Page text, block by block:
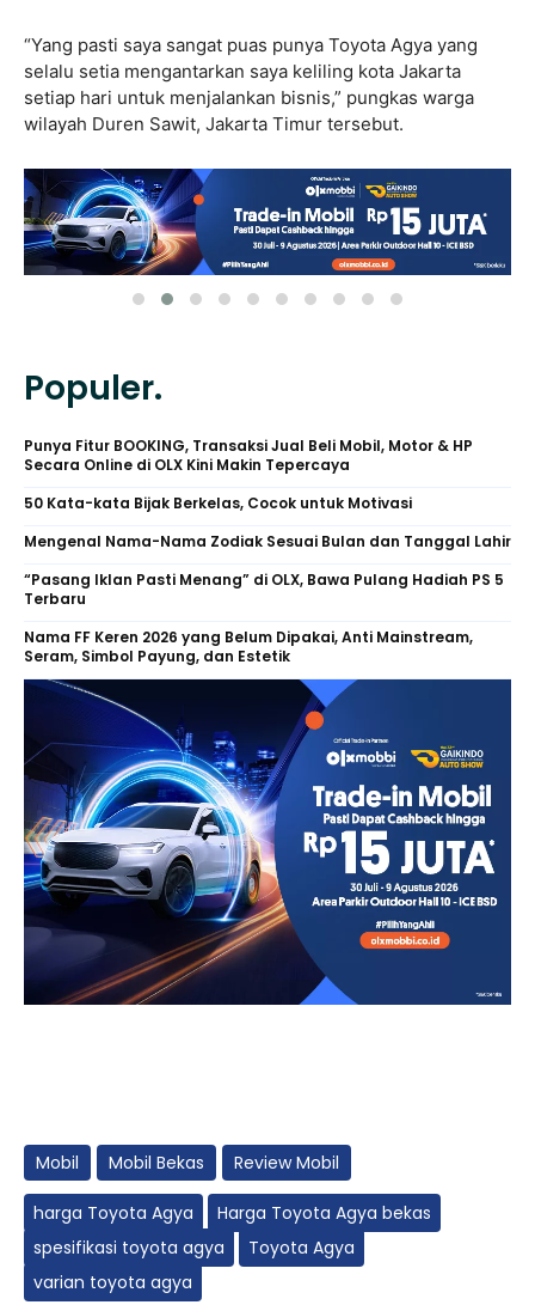
“Yang pasti saya sangat puas punya Toyota Agya yang
selalu setia mengantarkan saya keliling kota Jakarta
setiap hari untuk menjalankan bisnis,” pungkas warga
wilayah Duren Sawit, Jakarta Timur tersebut.
Populer.
Punya Fitur BOOKING, Transaksi Jual Beli Mobil, Motor & HP
Secara Online di OLX Kini Makin Tepercaya
50 Kata-kata Bijak Berkelas, Cocok untuk Motivasi
Mengenal Nama-Nama Zodiak Sesuai Bulan dan Tanggal Lahir
“Pasang Iklan Pasti Menang” di OLX, Bawa Pulang Hadiah PS 5
Terbaru
Nama FF Keren 2026 yang Belum Dipakai, Anti Mainstream,
Seram, Simbol Payung, dan Estetik
Mobil Mobil Bekas Review Mobil
harga Toyota Agya
Harga Toyota Agya bekas
spesifikasi toyota agya
Toyota Agya
varian toyota agya